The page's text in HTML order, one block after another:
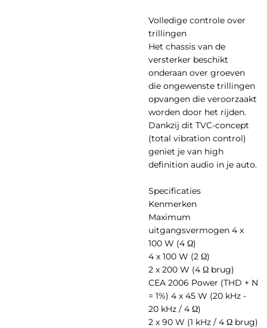
Volledige controle over
trillingen
Het chassis van de
versterker beschikt
onderaan over groeven
die ongewenste trillingen
opvangen die veroorzaakt
worden door het rijden.
Dankzij dit TVC-concept
(total vibration control)
geniet je van high
definition audio in je auto.
Specificaties
Kenmerken
Maximum
uitgangsvermogen 4 x
100 W (4 Ω)
4 x 100 W (2 Ω)
2 x 200 W (4 Ω brug)
CEA 2006 Power (THD + N
= 1%) 4 x 45 W (20 kHz -
20 kHz / 4 Ω)
2 x 90 W (1 kHz / 4 Ω brug)